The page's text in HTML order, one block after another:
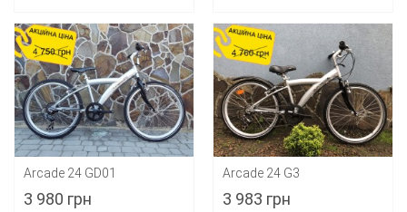
Arcade 24 GD01
3 980 грн
Arcade 24 G3
3 983 грн